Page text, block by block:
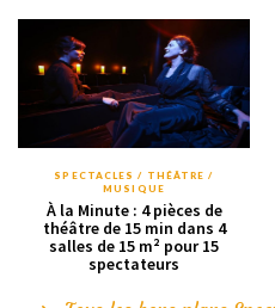
SPECTACLES / THÉÂTRE /
MUSIQUE
À la Minute : 4 pièces de
théâtre de 15 min dans 4
salles de 15 m² pour 15
spectateurs